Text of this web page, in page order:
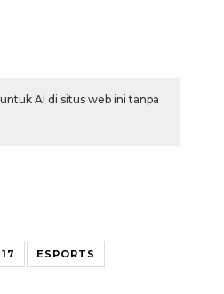
AI di situs web ini tanpa
ESPORTS